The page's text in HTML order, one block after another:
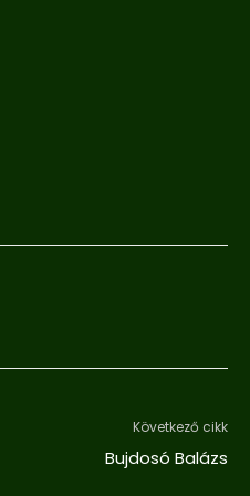
Következő cikk
Bujdosó Balázs